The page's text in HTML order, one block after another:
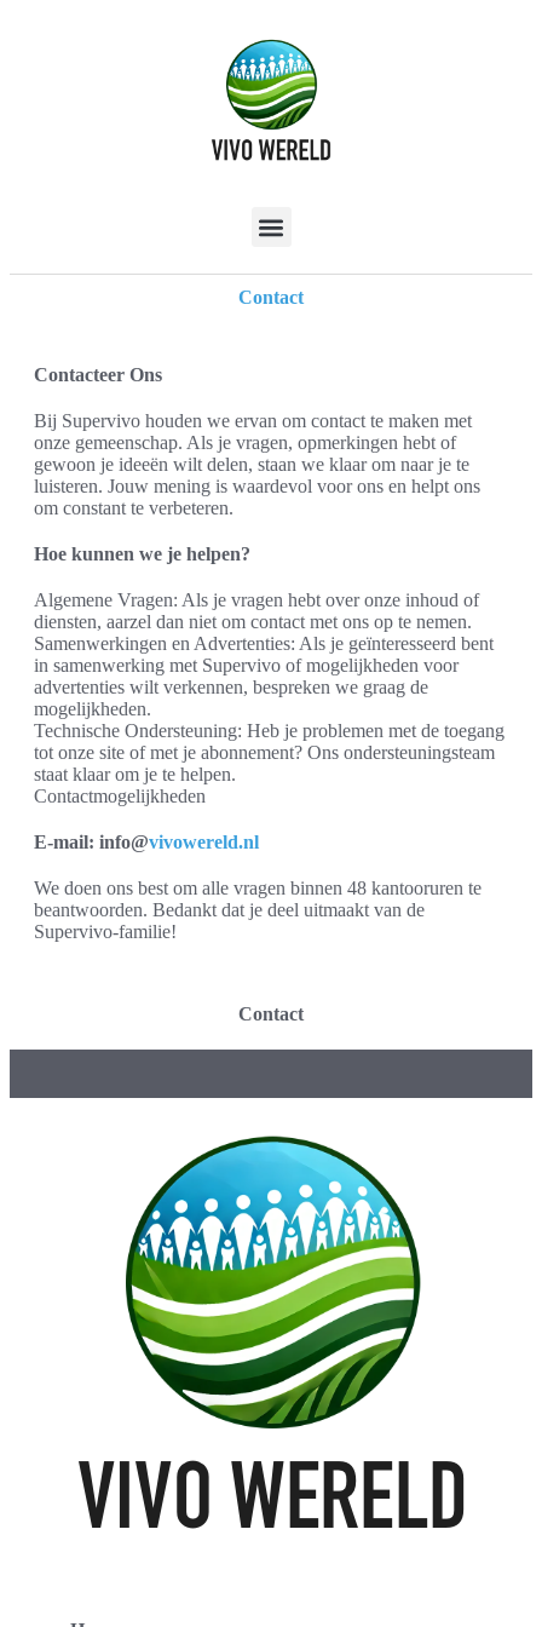
Contact
Contacteer Ons
Bij Supervivo houden we ervan om contact te maken met
onze gemeenschap. Als je vragen, opmerkingen hebt of
gewoon je ideeën wilt delen, staan we klaar om naar je te
luisteren. Jouw mening is waardevol voor ons en helpt ons
om constant te verbeteren.
Hoe kunnen we je helpen?
Algemene Vragen: Als je vragen hebt over onze inhoud of
diensten, aarzel dan niet om contact met ons op te nemen.
Samenwerkingen en Advertenties: Als je geïnteresseerd bent
in samenwerking met Supervivo of mogelijkheden voor
advertenties wilt verkennen, bespreken we graag de
mogelijkheden.
Technische Ondersteuning: Heb je problemen met de toegang
tot onze site of met je abonnement? Ons ondersteuningsteam
staat klaar om je te helpen.
Contactmogelijkheden
E-mail: info@vivowereld.nl
We doen ons best om alle vragen binnen 48 kantooruren te
beantwoorden. Bedankt dat je deel uitmaakt van de
Supervivo-familie!
Contact